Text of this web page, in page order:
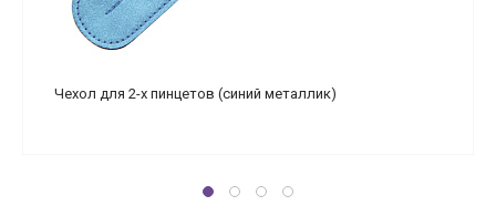
Чехол для 2-х пинцетов (синий металлик)